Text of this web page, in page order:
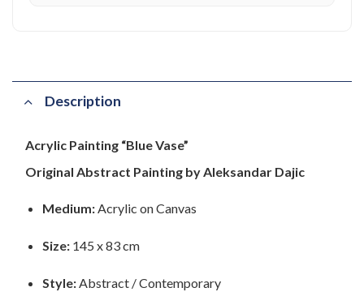
Description
Acrylic Painting “Blue Vase”
Original Abstract Painting by Aleksandar Dajic
Medium:Acrylic on Canvas
Size:145 x 83 cm
Style:Abstract / Contemporary